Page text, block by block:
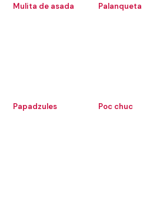
Mulita de asada Palanqueta
Papadzules Poc chuc